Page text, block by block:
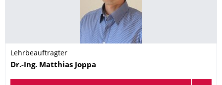
Lehrbeauftragter
Name
Dr.-Ing. Matthias Joppa